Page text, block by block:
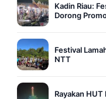
Kadin Riau:
Dorong
Festival
NTT
Rayakan